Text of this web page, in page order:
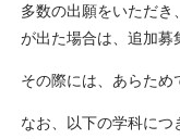
多数の出願をいただ
が出た場合は、追加募
その際には、あらため
なお、以下の学科につ